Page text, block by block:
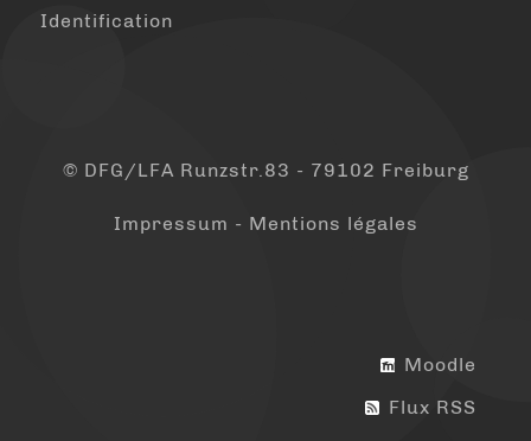
Identification
© DFG/LFA Runzstr.83 - 79102 Freiburg
Impressum - Mentions légales
Moodle
Flux RSS